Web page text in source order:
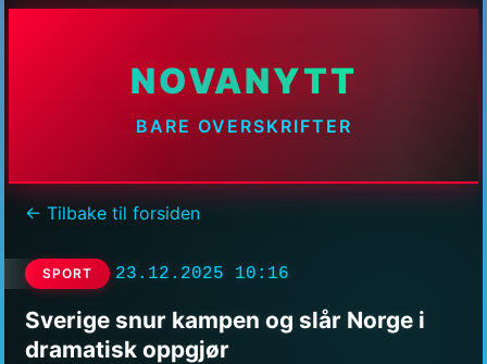
NOVANYTT
BARE OVERSKRIFTER
← Tilbake til forsiden
SPORT 23.12.2025 10:16
Sverige snur kampen og slår Norge i
dramatisk oppgjør